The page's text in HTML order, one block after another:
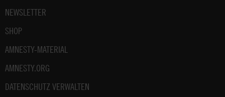
NEWSLETTER
SHOP
AMNESTY-MATERIAL
AMNESTY.ORG
DATENSCHUTZ VERWALTEN